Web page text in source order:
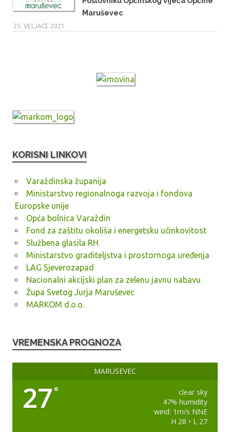
Maruševec
25. VELJAČE 2021.
KORISNI LINKOVI
Varaždinska županija
Ministarstvo regionalnoga razvoja i fondova
Europske unije
Opća bolnica Varaždin
Fond za zaštitu okoliša i energetsku učinkovitost
Službena glasila RH
Ministarstvo graditeljstva i prostornoga uređenja
LAG Sjeverozapad
Nacionalni akcijski plan za zelenu javnu nabavu
Župa Svetog Jurja Maruševec
MARKOM d.o.o.
VREMENSKA PROGNOZA
MARUŠEVEC
27°
clear sky
47% humidity
wind: 1m/s NNE
H 28 • L 27